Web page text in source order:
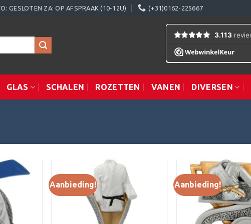
GESLOTEN ZA: OP AFSPRAAK (10-12U) (+31)0162-225667
GLAS SCHALEN ROZETTEN VANEN DIVERSEN
Toevoegen
verlanglijst
Aanbieding!
Toevoegen
Aanbieding!